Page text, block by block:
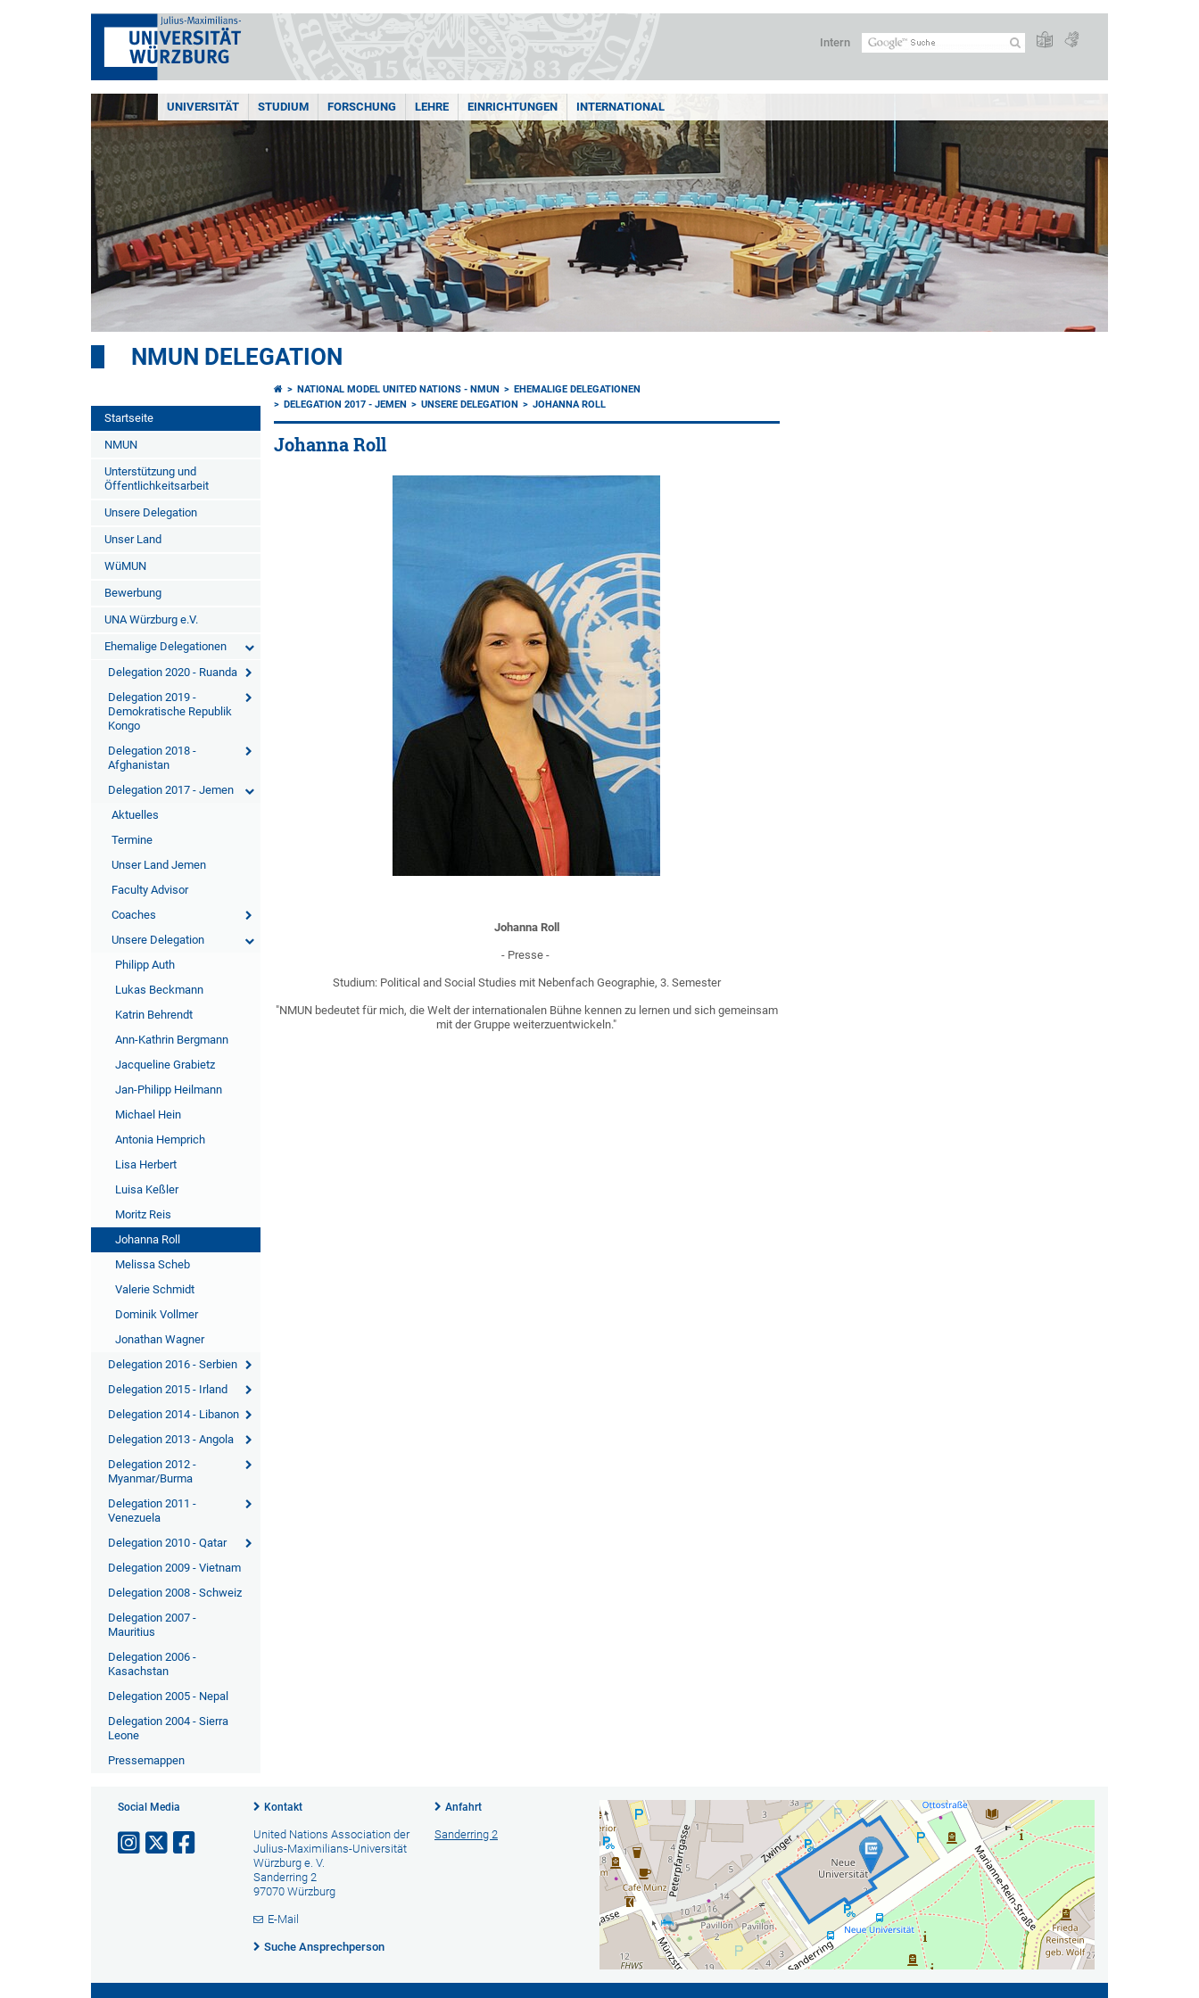
Intern
UNIVERSITÄT STUDIUM FORSCHUNG LEHRE EINRICHTUNGEN INTERNATIONAL
NMUN DELEGATION
Startseite
NMUN
Unterstützung und
Öffentlichkeitsarbeit
Unsere Delegation
Unser Land
WüMUN
Bewerbung
UNA Würzburg e.V.
Ehemalige Delegationen
Delegation 2020 - Ruanda
Delegation 2019 -
Demokratische Republik
Kongo
Delegation 2018 -
Afghanistan
Delegation 2017 - Jemen
Aktuelles
Termine
Unser Land Jemen
Faculty Advisor
Coaches
Unsere Delegation
Philipp Auth
Lukas Beckmann
Katrin Behrendt
Ann-Kathrin Bergmann
Jacqueline Grabietz
Jan-Philipp Heilmann
Michael Hein
Antonia Hemprich
Lisa Herbert
Luisa Keßler
Moritz Reis
Johanna Roll
Melissa Scheb
Valerie Schmidt
Dominik Vollmer
Jonathan Wagner
Delegation 2016 - Serbien
Delegation 2015 - Irland
Delegation 2014 - Libanon
Delegation 2013 - Angola
Delegation 2012 -
Myanmar/Burma
Delegation 2011 -
Venezuela
Delegation 2010 - Qatar
Delegation 2009 - Vietnam
Delegation 2008 - Schweiz
Delegation 2007 -
Mauritius
Delegation 2006 -
Kasachstan
Delegation 2005 - Nepal
Delegation 2004 - Sierra
Leone
Pressemappen
NATIONAL MODEL UNITED NATIONS - NMUN
EHEMALIGE DELEGATIONEN
DELEGATION 2017 - JEMEN
UNSERE DELEGATION JOHANNA ROLL
Johanna Roll
Johanna Roll
- Presse -
Studium: Political and Social Studies mit Nebenfach Geographie, 3. Semester
"NMUN bedeutet für mich, die Welt der internationalen Bühne kennen zu lernen und sich gemeinsam
mit der Gruppe weiterzuentwickeln."
Social Media Kontakt
United Nations Association der
Julius-Maximilians-Universität
Würzburg e. V.
Sanderring 2
97070 Würzburg
E-Mail
Suche Ansprechperson
Anfahrt
Sanderring 2